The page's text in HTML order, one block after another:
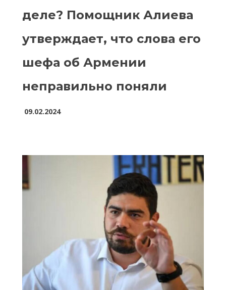
деле? Помощник Алиева
утверждает, что слова его
шефа об Армении
неправильно поняли
09.02.2024